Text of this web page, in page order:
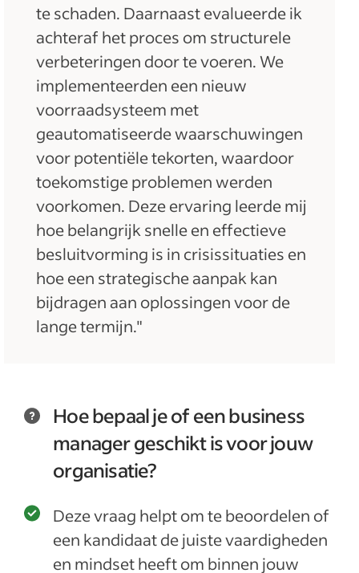
te schaden. Daarnaast evalueerde ik
achteraf het proces om structurele
verbeteringen door te voeren. We
implementeerden een nieuw
voorraadsysteem met
geautomatiseerde waarschuwingen
voor potentiële tekorten, waardoor
toekomstige problemen werden
voorkomen. Deze ervaring leerde mij
hoe belangrijk snelle en effectieve
besluitvorming is in crisissituaties en
hoe een strategische aanpak kan
bijdragen aan oplossingen voor de
lange termijn."
Hoe bepaal je of een business
manager geschikt is voor jouw
organisatie?
Deze vraag helpt om te beoordelen of
een kandidaat de juiste vaardigheden
en mindset heeft om binnen jouw